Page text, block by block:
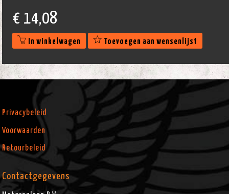
€ 14,08
In winkelwagen Toevoegen aan wensenlijst
Privacybeleid
Voorwaarden
Retourbeleid
Contactgegevens